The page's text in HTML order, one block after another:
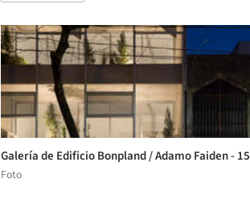
Galería de Edificio Bonpland / Adamo Faiden - 15
Foto